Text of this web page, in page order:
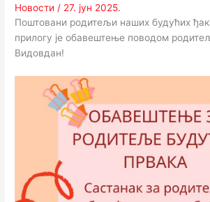
Новости / 27. јун 2025.
Поштовани родитељи наших будућих
прилогу је обавештење поводом
Видовдан!